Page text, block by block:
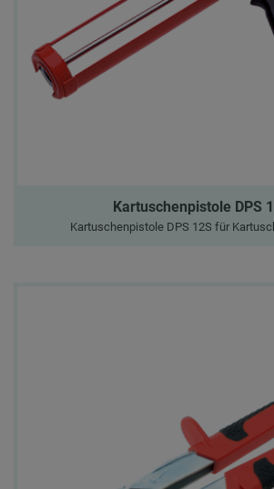
Kartuschenpistole DPS
Kartuschenpistole DPS 12S für